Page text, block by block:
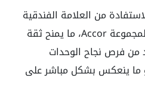
من العلامة الفندقية
العالمية Pullman التابعة لمجموعة Accor، ما يمنح ثقة
من فرص نجاح الوحدات
ما ينعكس بشكل مباشر على